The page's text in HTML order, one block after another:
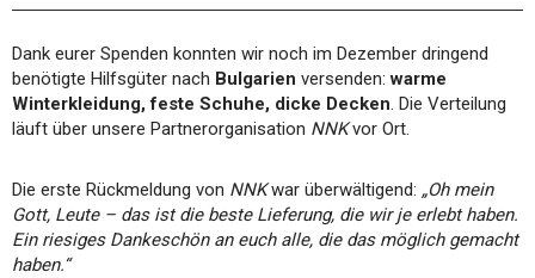
Dank eurer Spenden konnten wir noch im Dezember dringend
benötigte Hilfsgüter nach Bulgarien versenden:warme
Winterkleidung, feste Schuhe, dicke Decken. Die Verteilung
läuft über unsere Partnerorganisation NNKvor Ort.
Die erste Rückmeldung von NNKwar überwältigend: „Oh mein
Gott, Leute – das ist die beste Lieferung, die wir je erlebt haben.
Ein riesiges Dankeschön an euch alle, die das möglich gemacht
haben.“